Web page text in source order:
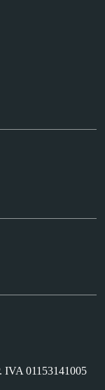
IVA 01153141005